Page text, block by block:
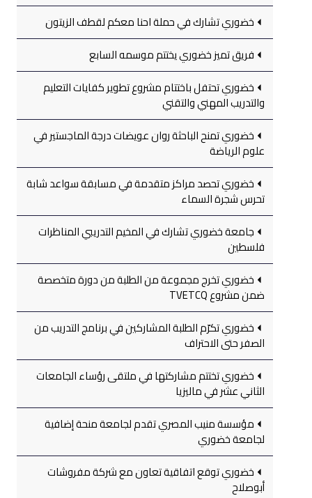
خضوري تشارك في حملة احنا معكم لقطف الزيتون
فريق تميز خضوري يختتم موسمه السابع
خضوري تحتفل باختتام مشروع تطوير كفايات التعليم
والتدريب المهني والتقني
خضوري تمنح الباحثة روان عويضات درجة الماجستير في
علوم الرياضة
خضوري تحصد مراكز متقدمة في مسابقة سواعد شابة
تحرس شجرة السماء
جامعة خضوري تشارك في المخيم التدريبي المناظرات
فلسطين
خضوري تخرج مجموعة من الطلبة من دورة متخصصة
ضمن مشروع TVETCQ
خضوري تكرّم الطلبة المشاركين في برنامج التدريب من
الصفر حتى الاحتراف
خضوري تختتم مشاركتها في ملتقى رؤساء الجامعات
الثاني عشر في ماليزيا
مؤسسة منيب المصري تقدم لجامعة منحة إضافية
لجامعة خضوري
خضوري توقع اتفاقية تعاون مع شركة مفروشات
أبوصلاح